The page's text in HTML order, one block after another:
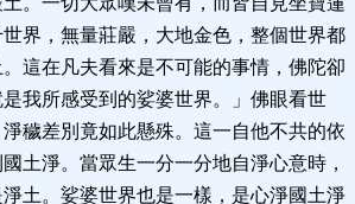
界，無量莊嚴，大地金色，整個世界都
這在凡夫看來是不可能的事情，佛陀卻
我所感受到的娑婆世界。」佛眼看世
穢差別竟如此懸殊。這一自他不共的依
土淨。當眾生一分一分地自淨心意時，
土。娑婆世界也是一樣，是心淨國土淨